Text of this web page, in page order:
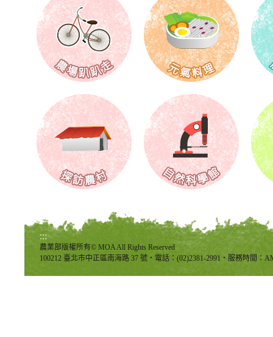
:::
農業部版權所有© MOA All Rights Reserved
100212 臺北市中正區南海路 37 號‧電話：(02)2381-2991‧服務時間：